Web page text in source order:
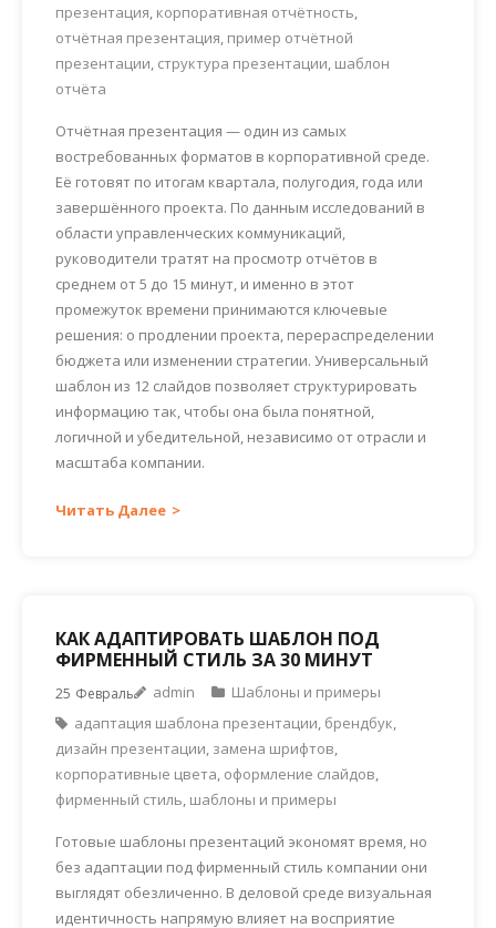
презентация корпоративная отчётность
отчётная презентация пример отчётной
презентации структура презентации шаблон
отчёта
Отчётная презентация — один из самых
востребованных форматов в корпоративной среде.
Её готовят по итогам квартала, полугодия, года или
завершённого проекта. По данным исследований в
области управленческих коммуникаций,
руководители тратят на просмотр отчётов в
среднем от 5 до 15 минут, и именно в этот
промежуток времени принимаются ключевые
решения: о продлении проекта, перераспределении
бюджета или изменении стратегии. Универсальный
шаблон из 12 слайдов позволяет структурировать
информацию так, чтобы она была понятной,
логичной и убедительной, независимо от отрасли и
масштаба компании.
Читать Далее
КАК АДАПТИРОВАТЬ ШАБЛОН ПОД
ФИРМЕННЫЙ СТИЛЬ ЗА 30 МИНУТ
25 Февраль admin
Шаблоны и примеры
адаптация шаблона презентации брендбук
дизайн презентации замена шрифтов
корпоративные цвета оформление слайдов
фирменный стиль шаблоны и примеры
Готовые шаблоны презентаций экономят время, но
без адаптации под фирменный стиль компании они
выглядят обезличенно. В деловой среде визуальная
идентичность напрямую влияет на восприятие